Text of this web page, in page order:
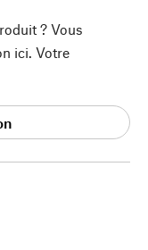
? Vous
ici. Votre